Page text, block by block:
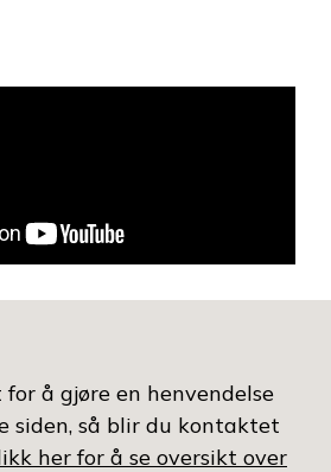
å gjøre en henvendelse
siden, så blir du kontaktet
her for å se oversikt over